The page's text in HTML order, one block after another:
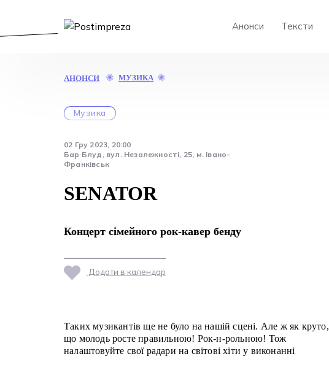
Анонси Тексти
АНОНСИ МУЗИКА
Музика
02 Гру 2023, 20:00
Бар Блуд, вул. Незалежності, 25, м. Івано-
Франківськ
SENATOR
Концерт сімейного рок-кавер бенду
Додати в календар
Таких музикантів ще не було на нашій сцені. Але ж як круто,
що молодь росте правильною! Рок-н-рольною! Тож
налаштовуйте свої радари на світові хіти у виконанні
сімейного рок-кавер бенду “Senator” з м. Чернівці. У суботу